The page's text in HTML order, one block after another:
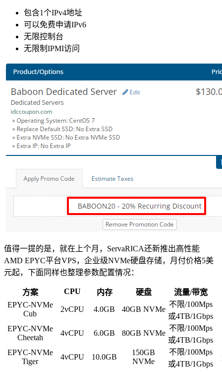
包含1个IPv4地址
可以免费申请IPv6
无限控制台
无限制IPMI访问
值得一提的是，就在上个月，ServaRICA还新推出高性能
AMD EPYC平台VPS，企业级NVMe硬盘存储，月付价格5美
元起，下面同样也整理参数配置情况：
方案 CPU 内存 硬盘 流量/带宽
EPYC-NVMe
Cub
2vCPU 4.0GB 40GB NVMe
不限/100Mps
或4TB/1Gbps
EPYC-NVMe
Cheetah
4vCPU 6.0GB 80GB NVMe
不限/100Mps
或4TB/1Gbps
EPYC-NVMe
Tiger
4vCPU 10.0GB
150GB
NVMe
不限/100Mps
或4TB/1Gbps